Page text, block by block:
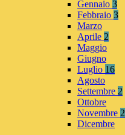
Gennaio 3
Febbraio 3
Marzo
Aprile 2
Maggio
Giugno
Luglio 16
Agosto
Settembre 2
Ottobre
Novembre 2
Dicembre